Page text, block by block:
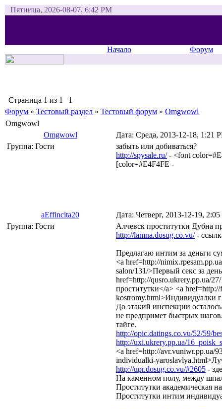
Пятница, 2026-08-07, 6:42 PM
Начало Форум
Страница 1 из 1
1
Форум » Тестовый раздел » Тестовый форум » Omgwowl
Omgwowl
Omgwowl
Дата: Среда, 2013-12-18, 1:21
Группа: Гости
забыть или добиваться?
http://spysale.ru/- <font
[color=#E4F4FE -
aEffincita20
Дата: Четверг, 2013-12-19,
Группа: Гости
Алчевск проститутки Дубна
http://lamna.dosug.co.vu/-
Предлагаю интим за деньги
<a href=http://
salon/131/>Первый секс за
href=http://qusro.ukrery.pp.ua/
проститутки</a> <a
kostromy.html>Индивидуалки
До этакий инспекции
не предпримет быстрых
тайге.
http://opic.datings.co.vu/52/59/
http://uxi.ukrery.pp.ua/
<a href=http://avr.vuniwr.pp.ua/
individualki-
http://upr.dosug.co.vu/#2605 -
На каменном полу, между
Проститутки академическая
Проститутки интим